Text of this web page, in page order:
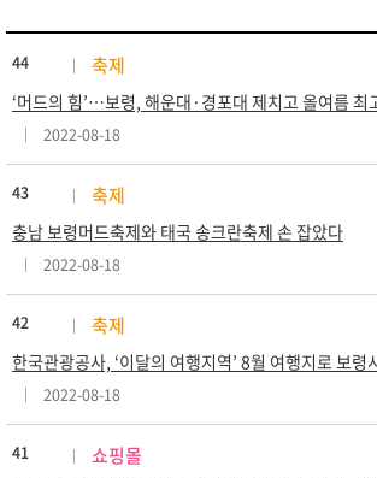
44 축제
‘머드의 힘’…보령, 해운대·경포대 제치고 올여름 최
2022-08-18
43 축제
충남 보령머드축제와 태국 송크란축제 손 잡았다
2022-08-18
42 축제
한국관광공사, ‘이달의 여행지역’ 8월 여행지로 보령
2022-08-18
41 쇼핑몰